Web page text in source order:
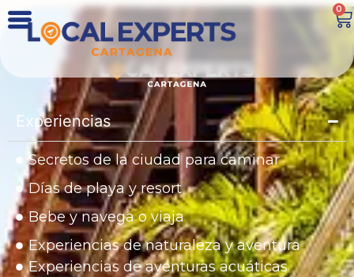
0
Experiencias
Secretos de la ciudad para caminar
Días de playa y resort
Bebe y navega o viaja
Experiencias de naturaleza y aventura
Experiencias de aventuras acuáticas